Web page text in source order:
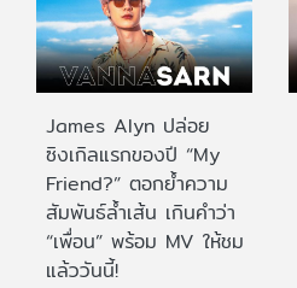
James Alyn ปล่อย
ซิงเกิลแรกของปี “My
Friend?” ตอกย้ำความ
สัมพันธ์ล้ำเส้น เกินคำว่า
“เพื่อน” พร้อม MV ให้ชม
แล้ววันนี้!